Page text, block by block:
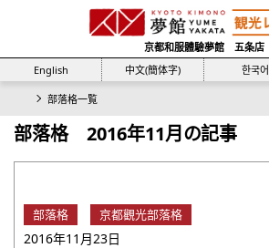
京都和服體驗夢館 五条店
English
中文(簡体字) 한국어
部落格一覧
部落格 2016年11月の記事
部落格 京都觀光部落格
2016年11月23日